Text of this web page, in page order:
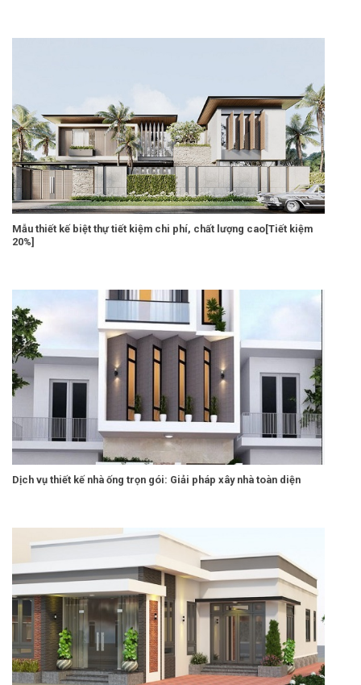
Mẫu thiết kế biệt thự tiết kiệm chi phí, chất lượng cao[Tiết kiệm
20%]
Dịch vụ thiết kế nhà ống trọn gói: Giải pháp xây nhà toàn diện